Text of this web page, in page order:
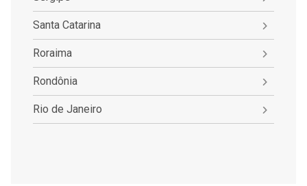
Santa Catarina
Roraima
Rondônia
Rio de Janeiro